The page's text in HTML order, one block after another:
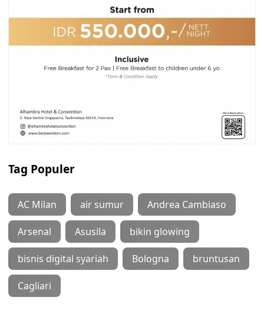
Tag Populer
AC Milan air sumur Andrea Cambiaso
Arsenal Asusila bikin glowing
bisnis digital syariah Bologna bruntusan
Cagliari